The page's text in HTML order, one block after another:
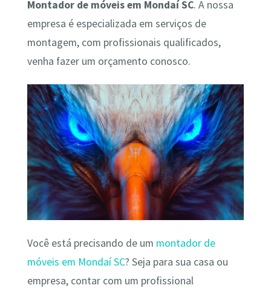
Montador de móveis em Mondaí SC. A nossa
empresa é especializada em serviços de
montagem, com profissionais qualificados,
venha fazer um orçamento conosco.
Você está precisando de um montador de
móveis em Mondaí SC? Seja para sua casa ou
empresa, contar com um profissional